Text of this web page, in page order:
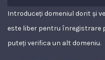
Introduceți domeniul dorit și
este liber pentru înregistrare
puteți verifica un alt domeniu.